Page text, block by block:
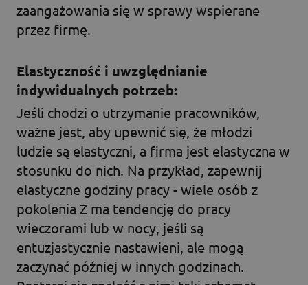
zaangażowania się w sprawy wspierane
przez firmę.
Elastyczność i uwzględnianie
indywidualnych potrzeb:
Jeśli chodzi o utrzymanie pracowników,
ważne jest, aby upewnić się, że młodzi
ludzie są elastyczni, a firma jest elastyczna w
stosunku do nich. Na przykład, zapewnij
elastyczne godziny pracy - wiele osób z
pokolenia Z ma tendencję do pracy
wieczorami lub w nocy, jeśli są
entuzjastycznie nastawieni, ale mogą
zaczynać później w innych godzinach.